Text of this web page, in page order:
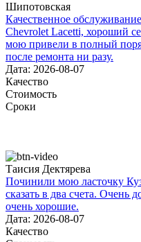
Шипотовская
Качественное
Chevrolet Lacetti, хороший
мою привели в полный
после ремонта ни разу.
Дата: 2026-08-07
Качество
Стоимость
Сроки
Таисия Дектярева
Починили мою ласточку
сказать в два счета. Очень
очень хорошие.
Дата: 2026-08-07
Качество